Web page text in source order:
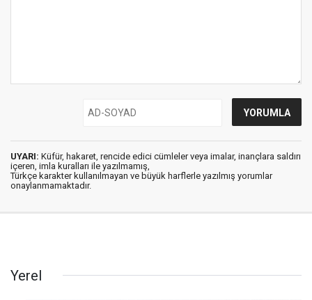
UYARI: Küfür, hakaret, rencide edici cümleler veya imalar, inançlara saldırı
içeren, imla kuralları ile yazılmamış,
Türkçe karakter kullanılmayan ve büyük harflerle yazılmış yorumlar
onaylanmamaktadır.
Yerel